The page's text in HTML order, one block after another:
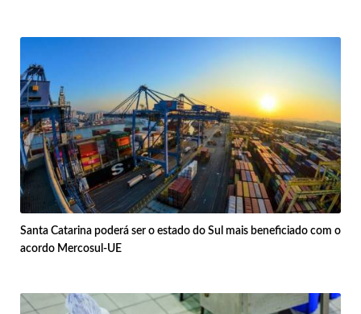
Santa Catarina poderá ser o estado do Sul mais beneficiado com o
acordo Mercosul-UE